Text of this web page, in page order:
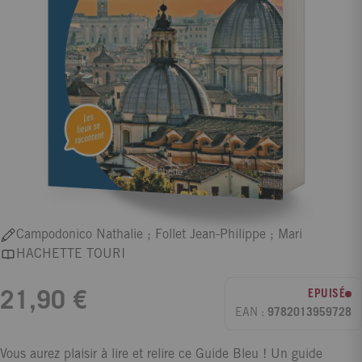
Campodonico Nathalie ; Follet Jean-Philippe ; Mari
HACHETTE TOURI
21,90 €
EPUISÉ
EAN : 9782013959728
Vous aurez plaisir à lire et relire ce Guide Bleu ! Un guide